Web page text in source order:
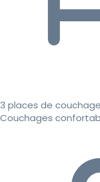
3 places de
Couchages